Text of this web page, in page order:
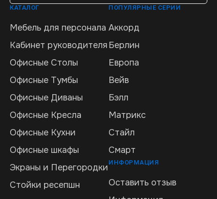
КАТАЛОГ
Мебель для персонала
Кабинет руководителя
Офисные Столы
Офисные Тумбы
Офисные Диваны
Офисные Кресла
Офисные Кухни
Офисные шкафы
Экраны и Перегородки
Стойки ресепшн
ПОПУЛЯРНЫЕ СЕРИИ
Аккорд
Берлин
Европа
Вейв
Бэлл
Матрикс
Стайл
Смарт
ИНФОРМАЦИЯ
Оставить отзыв